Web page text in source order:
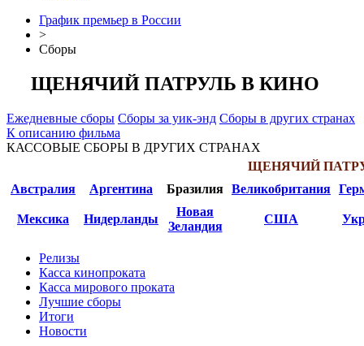
График премьер в России
>
Сборы
ЩЕНЯЧИЙ ПАТРУЛЬ В КИНО
Ежедневные сборы Сборы за уик-энд Сборы в других странах
К описанию фильма
КАССОВЫЕ СБОРЫ В ДРУГИХ СТРАНАХ
ЩЕНЯЧИЙ
Австралия
Аргентина Бразилия Великобритания
Мексика Нидерланды
Новая
Зеландия
США
Релизы
Касса кинопроката
Касса мирового проката
Лучшие сборы
Итоги
Новости